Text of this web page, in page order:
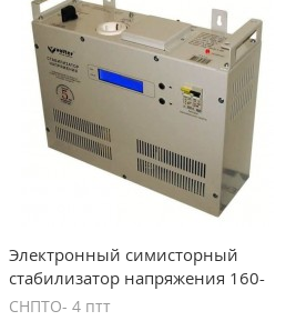
Электронный симисторный
стабилизатор напряжения 160-
250В, 3,5кВт Volter СНПТО- 4 птт
СНПТО- 4 птт